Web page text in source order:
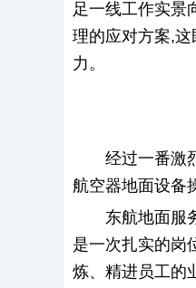
足一线工作实景
理的应对方案,
力。
经过一番激
航空器地面设备
东航地面服
是一次扎实的岗
炼、精进员工的